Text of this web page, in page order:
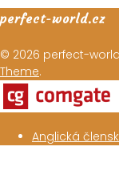
perfect-world.cz
© 2026 perfect-
Theme.
Anglická